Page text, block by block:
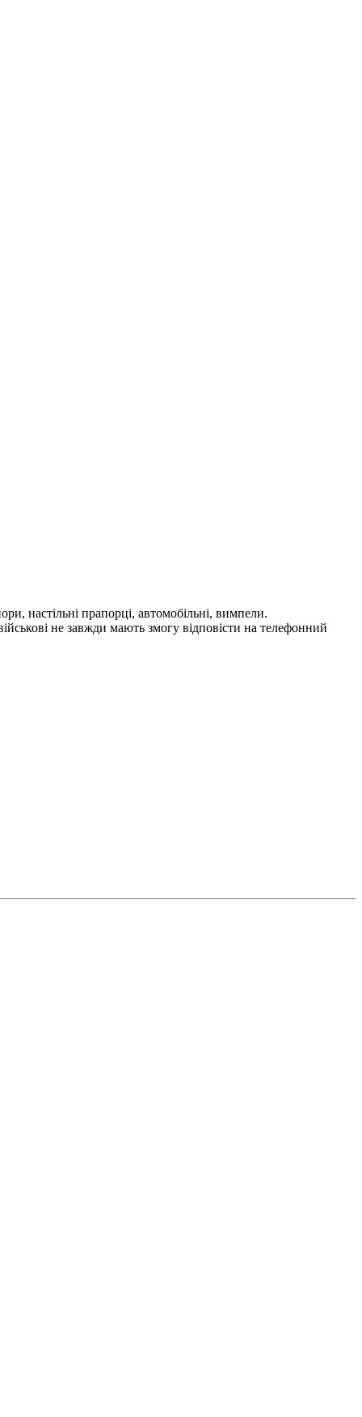
настільні прапорці, автомобільні, вимпели.
не завжди мають змогу відповісти на телефонний